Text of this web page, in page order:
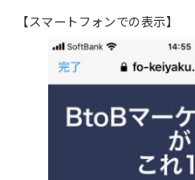
【スマートフォンでの表示】